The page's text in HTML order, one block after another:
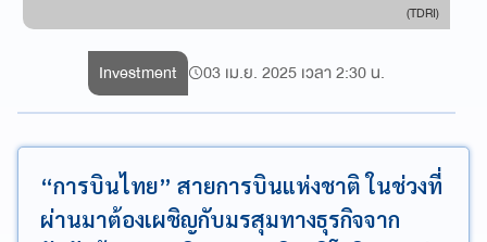
(TDRI)
Investment 03 เม.ย. 2025 เวลา 2:30 น.
“การบินไทย” สายการบินแห่งชาติ ในช่วงที่
ผ่านมาต้องเผชิญกับมรสุมทางธุรกิจจาก